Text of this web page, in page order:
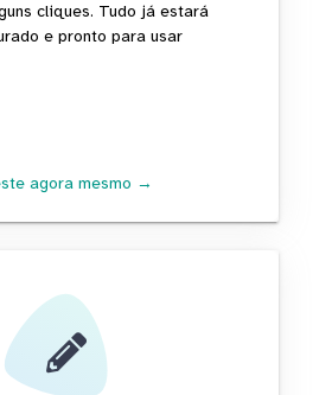
cliques. Tudo já estará
e pronto para usar
agora mesmo →